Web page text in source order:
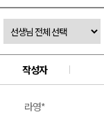
작성자
라영*